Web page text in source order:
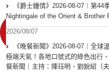
《爵士鍾情》2026-08-07︱第44
Nightingale of the Orient & Brother
2026/08/07
《晚餐新聞》2026-08-07｜全
極端天氣！各地口號式的綠色出行
餐新聞｜主持：陳珏明、劉銳紹（夫